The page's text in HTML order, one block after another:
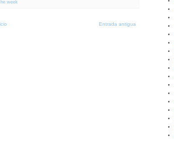
week
Entrada antigua